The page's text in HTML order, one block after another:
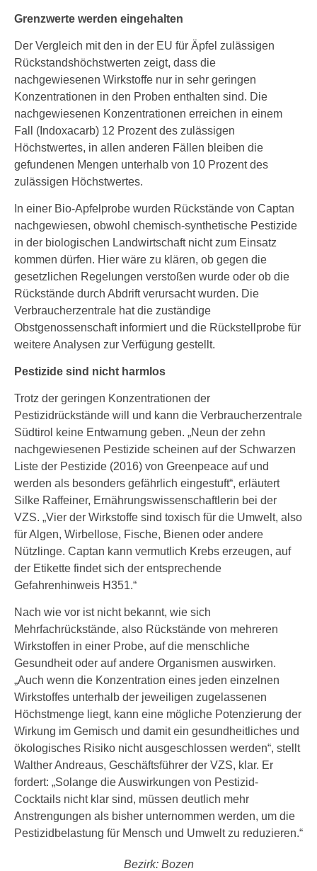
Grenzwerte werden eingehalten
Der Vergleich mit den in der EU für Äpfel zulässigen
Rückstandshöchstwerten zeigt, dass die
nachgewiesenen Wirkstoffe nur in sehr geringen
Konzentrationen in den Proben enthalten sind. Die
nachgewiesenen Konzentrationen erreichen in einem
Fall (Indoxacarb) 12 Prozent des zulässigen
Höchstwertes, in allen anderen Fällen bleiben die
gefundenen Mengen unterhalb von 10 Prozent des
zulässigen Höchstwertes.
In einer Bio-Apfelprobe wurden Rückstände von Captan
nachgewiesen, obwohl chemisch-synthetische Pestizide
in der biologischen Landwirtschaft nicht zum Einsatz
kommen dürfen. Hier wäre zu klären, ob gegen die
gesetzlichen Regelungen verstoßen wurde oder ob die
Rückstände durch Abdrift verursacht wurden. Die
Verbraucherzentrale hat die zuständige
Obstgenossenschaft informiert und die Rückstellprobe für
weitere Analysen zur Verfügung gestellt.
Pestizide sind nicht harmlos
Trotz der geringen Konzentrationen der
Pestizidrückstände will und kann die Verbraucherzentrale
Südtirol keine Entwarnung geben. „Neun der zehn
nachgewiesenen Pestizide scheinen auf der Schwarzen
Liste der Pestizide (2016) von Greenpeace auf und
werden als besonders gefährlich eingestuft“, erläutert
Silke Raffeiner, Ernährungswissenschaftlerin bei der
VZS. „Vier der Wirkstoffe sind toxisch für die Umwelt, also
für Algen, Wirbellose, Fische, Bienen oder andere
Nützlinge. Captan kann vermutlich Krebs erzeugen, auf
der Etikette findet sich der entsprechende
Gefahrenhinweis H351.“
Nach wie vor ist nicht bekannt, wie sich
Mehrfachrückstände, also Rückstände von mehreren
Wirkstoffen in einer Probe, auf die menschliche
Gesundheit oder auf andere Organismen auswirken.
„Auch wenn die Konzentration eines jeden einzelnen
Wirkstoffes unterhalb der jeweiligen zugelassenen
Höchstmenge liegt, kann eine mögliche Potenzierung der
Wirkung im Gemisch und damit ein gesundheitliches und
ökologisches Risiko nicht ausgeschlossen werden“, stellt
Walther Andreaus, Geschäftsführer der VZS, klar. Er
fordert: „Solange die Auswirkungen von Pestizid-
Cocktails nicht klar sind, müssen deutlich mehr
Anstrengungen als bisher unternommen werden, um die
Pestizidbelastung für Mensch und Umwelt zu reduzieren.“
Bezirk: Bozen